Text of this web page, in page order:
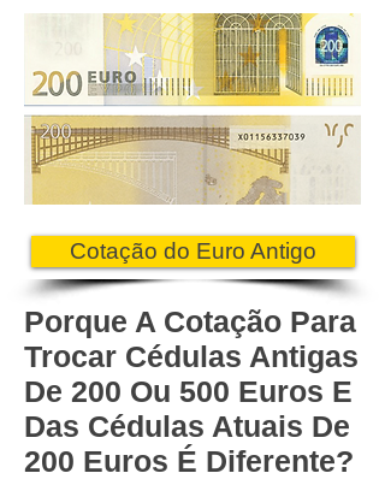
Cotação do Euro Antigo
Porque A Cotação Para
Trocar Cédulas Antigas
De 200 Ou 500 Euros E
Das Cédulas Atuais De
200 Euros É Diferente?